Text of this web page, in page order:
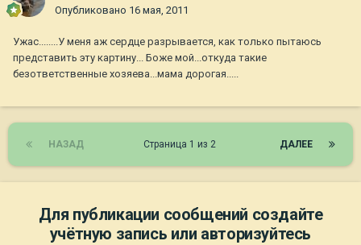
Опубликовано 16 мая, 2011
Ужас........У меня аж сердце разрывается, как только пытаюсь
представить эту картину... Боже мой...откуда такие
безответственные хозяева...мама дорогая.....
НАЗАД ДАЛЕЕ
Страница 1 из 2
Для публикации сообщений создайте
учётную запись или авторизуйтесь